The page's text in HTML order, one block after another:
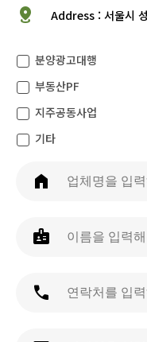
distance Address : 서울시
분양광고대행
부동산PF
지주공동사업
기타
home
badge
phone